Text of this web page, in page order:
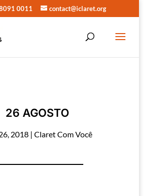
0011 contact@iclaret.org
26 AGOSTO
2018| Claret Com Você